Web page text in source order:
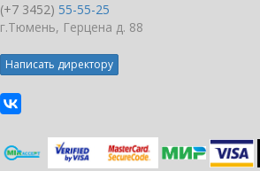
(+7 3452) 55-55-25
г.Тюмень, Герцена д. 88
Написать директору